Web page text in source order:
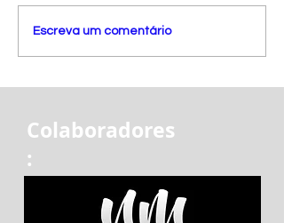
Escreva um comentário
Colaboradores
: